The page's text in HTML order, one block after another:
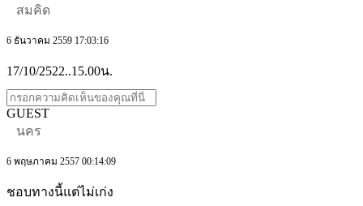
สมคิด
6 ธันวาคม 2559 17:03:16
17/10/2522..15.00น.
GUEST
นคร
6 พฤษภาคม 2557 00:14:09
ชอบทางนี้แต่ไม่เก่ง